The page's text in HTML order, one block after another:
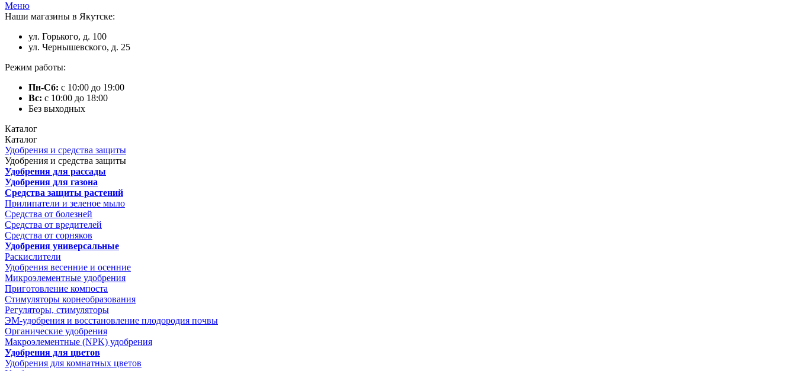
Меню
Наши магазины в Якутске:
ул. Горького, д. 100
ул. Чернышевского, д. 25
Режим работы:
Пн-Сб: с 10:00 до 19:00
Вс: с 10:00 до 18:00
Без выходных
Каталог
Каталог
Удобрения и средства защиты
Удобрения и средства защиты
Удобрения для рассады
Удобрения для газона
Средства защиты растений
Прилипатели и зеленое мыло
Средства от болезней
Средства от вредителей
Средства от сорняков
Удобрения универсальные
Раскислители
Удобрения весенние и осенние
Микроэлементные удобрения
Приготовление компоста
Стимуляторы корнеобразования
Регуляторы, стимуляторы
ЭМ-удобрения и восстановление плодородия почвы
Органические удобрения
Макроэлементные (NPK) удобрения
Удобрения для цветов
Удобрения для комнатных цветов